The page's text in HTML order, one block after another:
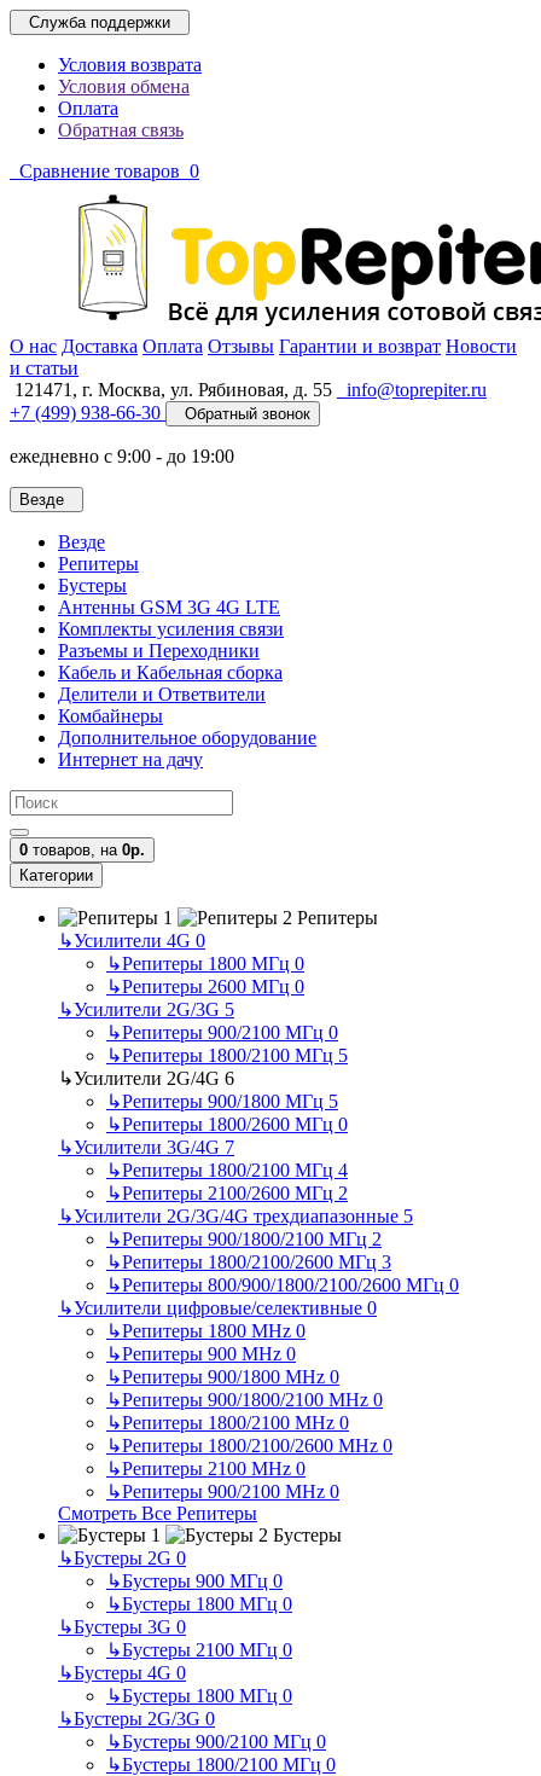
Служба поддержки
Условия возврата
Условия обмена
Оплата
Обратная связь
Сравнение товаров 0
O нас Доставка Оплата Отзывы Гарантии и возврат Новости
и статьи
121471, г. Москва, ул. Рябиновая, д. 55
info@toprepiter.ru
+7 (499) 938-66-30
Обратный звонок
ежедневно с 9:00 - до 19:00
Везде
Везде
Репитеры
Бустеры
Антенны GSM 3G 4G LTE
Комплекты усиления связи
Разъемы и Переходники
Кабель и Кабельная сборка
Делители и Ответвители
Комбайнеры
Дополнительное оборудование
Интернет на дачу
0 товаров, на 0р.
Категории
Репитеры
↳Усилители 4G 0
↳Репитеры 1800 МГц 0
↳Репитеры 2600 МГц 0
↳Усилители 2G/3G 5
↳Репитеры 900/2100 МГц 0
↳Репитеры 1800/2100 МГц 5
↳Усилители 2G/4G 6
↳Репитеры 900/1800 МГц 5
↳Репитеры 1800/2600 МГц 0
↳Усилители 3G/4G 7
↳Репитеры 1800/2100 МГц 4
↳Репитеры 2100/2600 МГц 2
↳Усилители 2G/3G/4G трехдиапазонные 5
↳Репитеры 900/1800/2100 МГц 2
↳Репитеры 1800/2100/2600 МГц 3
↳Репитеры 800/900/1800/2100/2600 МГц 0
↳Усилители цифровые/селективные 0
↳Репитеры 1800 MHz 0
↳Репитеры 900 MHz 0
↳Репитеры 900/1800 MHz 0
↳Репитеры 900/1800/2100 MHz 0
↳Репитеры 1800/2100 MHz 0
↳Репитеры 1800/2100/2600 MHz 0
↳Репитеры 2100 MHz 0
↳Репитеры 900/2100 MHz 0
Смотреть Все Репитеры
Бустеры
↳Бустеры 2G 0
↳Бустеры 900 МГц 0
↳Бустеры 1800 МГц 0
↳Бустеры 3G 0
↳Бустеры 2100 МГц 0
↳Бустеры 4G 0
↳Бустеры 1800 МГц 0
↳Бустеры 2G/3G 0
↳Бустеры 900/2100 МГц 0
↳Бустеры 1800/2100 МГц 0